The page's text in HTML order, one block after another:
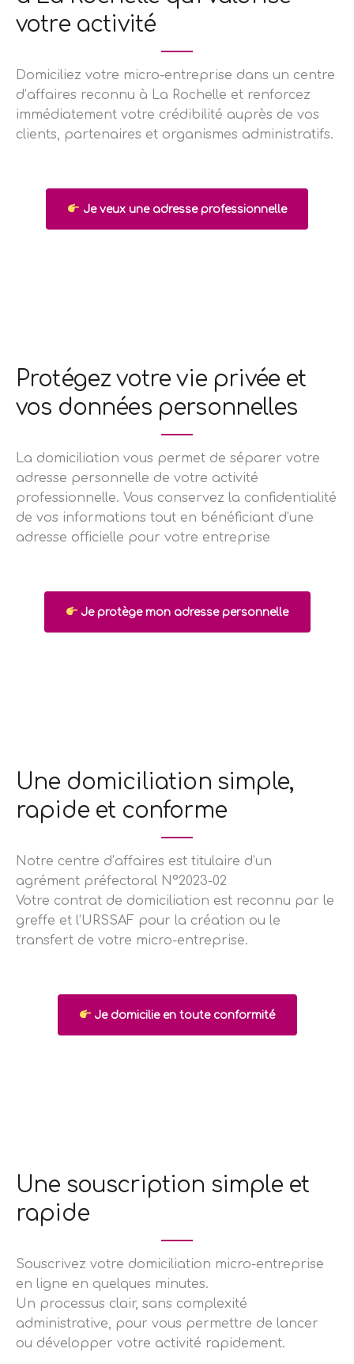
votre activité
Domiciliez votre micro-entreprise dans un centre
d’affaires reconnu à La Rochelle et renforcez
immédiatement votre crédibilité auprès de vos
clients, partenaires et organismes administratifs.
Je veux une adresse professionnelle
Protégez votre vie privée et
vos données personnelles
La domiciliation vous permet de séparer votre
adresse personnelle de votre activité
professionnelle. Vous conservez la confidentialité
de vos informations tout en bénéficiant d’une
adresse officielle pour votre entreprise
Je protège mon adresse personnelle
Une domiciliation simple,
rapide et conforme
Notre centre d’affaires est titulaire d’un
agrément préfectoral N°2023-02
Votre contrat de domiciliation est reconnu par le
greffe et l’URSSAF pour la création ou le
transfert de votre micro-entreprise.
Je domicilie en toute conformité
Une souscription simple et
rapide
Souscrivez votre domiciliation micro-entreprise
en ligne en quelques minutes.
Un processus clair, sans complexité
administrative, pour vous permettre de lancer
ou développer votre activité rapidement.